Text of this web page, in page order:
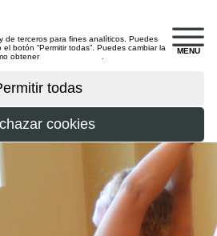
MENU
de terceros para fines analíticos. Puedes
botón “Permitir todas”. Puedes cambiar la
obtener